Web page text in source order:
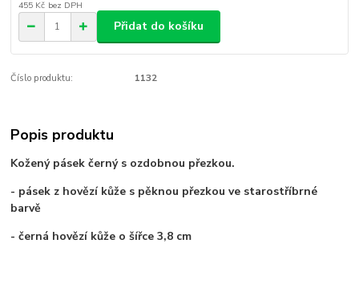
455 Kč bez DPH
Přidat do košíku
Číslo produktu: 1132
Popis produktu
Kožený pásek černý s ozdobnou přezkou.
- pásek z hovězí kůže s pěknou přezkou ve starostříbrné
barvě
- černá hovězí kůže o šířce 3,8 cm